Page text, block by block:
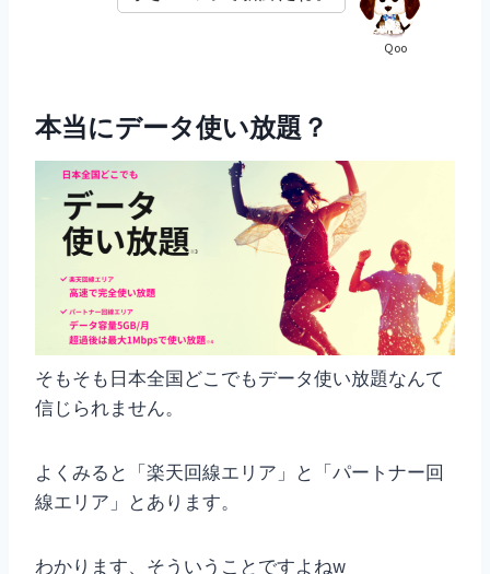
Qoo
本当にデータ使い放題？
そもそも日本全国どこでもデータ使い放題なんて
信じられません。
よくみると「楽天回線エリア」と「パートナー回
線エリア」とあります。
わかります、そういうことですよねw